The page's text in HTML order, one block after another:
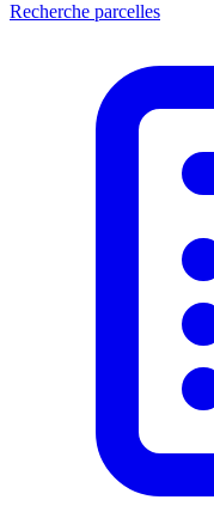
Recherche parcelles